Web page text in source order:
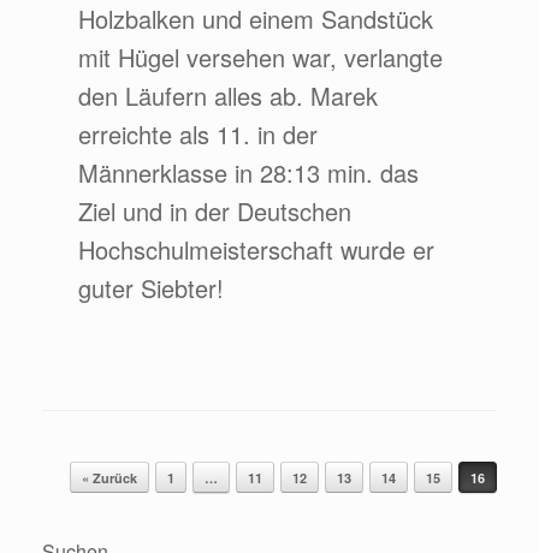
Holzbalken und einem Sandstück
mit Hügel versehen war, verlangte
den Läufern alles ab. Marek
erreichte als 11. in der
Männerklasse in 28:13 min. das
Ziel und in der Deutschen
Hochschulmeisterschaft wurde er
guter Siebter!
Beitragsnavigation
« Zurück 1 … 11 12 13 14 15 16